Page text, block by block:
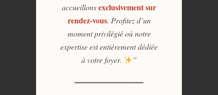
accueillonsexclusivement sur
rendez-vous. Profitez d’un
moment privilégié où notre
expertise est entièrement dédiée
à votre foyer.
”